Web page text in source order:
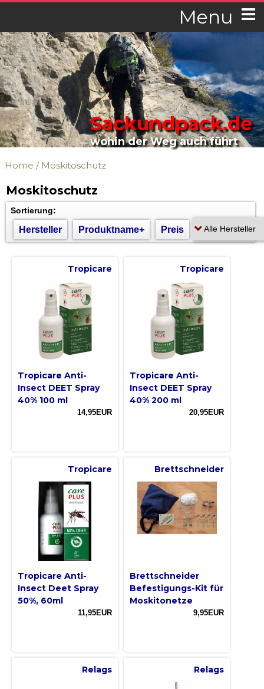
Menu
Sackundpack.de
wohin der Weg auch führt
Home / Moskitoschutz
Moskitoschutz
Sortierung:
Hersteller Produktname+ Preis
Tropicare
Tropicare Anti-
Insect DEET Spray
40% 100 ml
14,95EUR
Tropicare
Tropicare Anti-
Insect DEET Spray
40% 200 ml
20,95EUR
Tropicare
Tropicare Anti-
Insect Deet Spray
50%, 60ml
11,95EUR
Brettschneider
Brettschneider
Befestigungs-Kit für
Moskitonetze
9,95EUR
Relags Relags